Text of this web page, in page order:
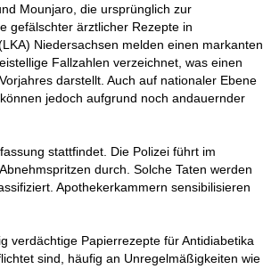
Mounjaro, die ursprünglich zur
gefälschter ärztlicher Rezepte in
Niedersachsen melden einen markanten
Fallzahlen verzeichnet, was einen
darstellt. Auch auf nationaler Ebene
jedoch aufgrund noch andauernder
stattfindet. Die Polizei führt im
durch. Solche Taten werden
Apothekerkammern sensibilisieren
verdächtige Papierrezepte für Antidiabetika
sind, häufig an Unregelmäßigkeiten wie